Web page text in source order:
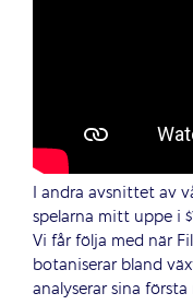
I andra avsnittet av
spelarna mitt uppe i
Vi får följa med när
botaniserar bland
analyserar sina